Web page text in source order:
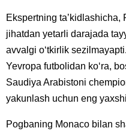
Ekspertning
jihatdan yetarli darajada
avvalgi oʻtkirlik
Yevropa futbolidan koʻra,
Saudiya Arabistoni
yakunlash uchun eng
Pogbaning Monaco bilan